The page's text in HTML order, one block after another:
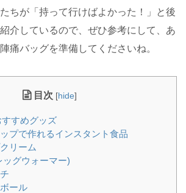
ちが「持って行けばよかった！」と後
介しているので、ぜひ参考にして、あ
痛バッグを準備してくださいね。
目次 [hide]
すめグッズ
プで作れるインスタント食品
リーム
グウォーマー)
ール